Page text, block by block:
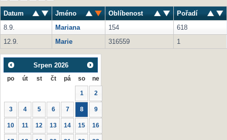
Datum Jméno Oblíbenost
Pořadí
8.9.
Mariana 154
618
12.9.
Marie 316559 1
Srpen 2026
po út st čt pá so ne
1 2
3 4 5 6 7 8 9
10 11 12 13 14 15 16